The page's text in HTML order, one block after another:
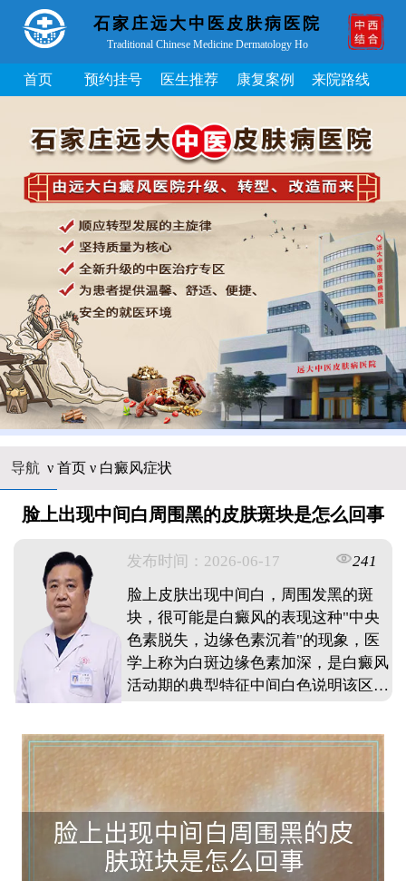
石家庄远大中医皮肤病医院
Traditional Chinese Medicine Dermatology Ho
首页 预约挂号 医生推荐 康复案例 来院路线
导航 ν 首页ν 白癜风症状
脸上出现中间白周围黑的皮肤斑块是怎么回事
发布时间：2026-06-17
241
脸上皮肤出现中间白，周围发黑的斑
块，很可能是白癜风的表现这种"中央
色素脱失，边缘色素沉着"的现象，医
学上称为白斑边缘色素加深，是白癜风
活动期的典型特征中间白色说明该区域
是炎症后色素沉着或边缘黑色素细胞活
跃所致这种情况需要及时到正规医院皮
肤科检查确诊，通过伍德灯等检查明确
病情，早期干预效果更好不要自行用
药，以免刺激皮肤加重病情。 ...